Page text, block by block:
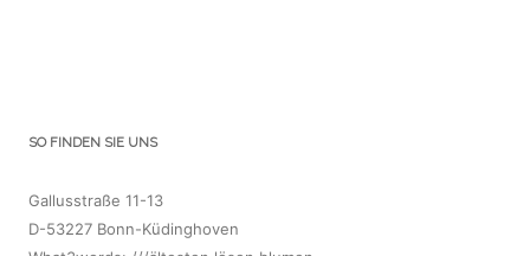
SO FINDEN SIE UNS
Gallusstraße 11-13
D-53227 Bonn-Küdinghoven